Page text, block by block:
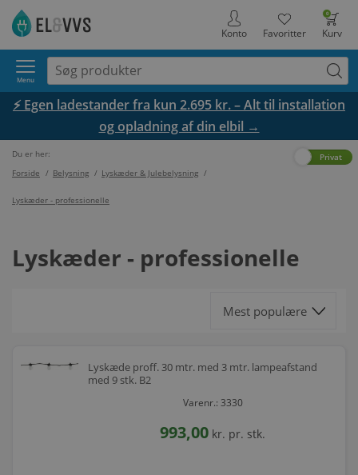
0
Kurv
Favoritter
Konto
Menu
⚡ Egen ladestander fra kun 2.695 kr. – Alt til installation
og opladning af din elbil →
Du er her:
Forside / Belysning / Lyskæder & Julebelysning /
Lyskæder - professionelle
Privat
Lyskæder - professionelle
Lyskæde proff. 30 mtr. med 3 mtr. lampeafstand
med 9 stk. B2
Varenr.: 3330
993,00 kr. pr. stk.